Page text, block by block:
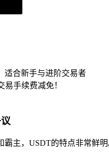
适合新手与进阶交易者
易手续费减免！
主，USDT的特点非常鲜明